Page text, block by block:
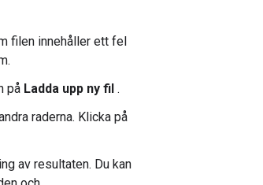
filen innehåller ett fel
på Ladda upp ny fil .
raderna. Klicka på
av resultaten. Du kan